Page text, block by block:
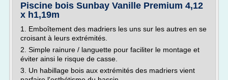
Piscine bois Sunbay Vanille Premium 4,12
x h1,19m
1. Emboîtement des madriers les uns sur les autres en se
croisant à leurs extrémités.
2. Simple rainure / languette pour faciliter le montage et
éviter ainsi le risque de casse.
3. Un habillage bois aux extrémités des madriers vient